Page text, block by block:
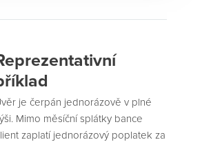
je čerpán jednorázově v plné
Mimo měsíční splátky bance
zaplatí jednorázový poplatek za